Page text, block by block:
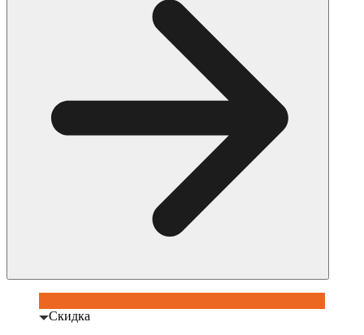
Скидка